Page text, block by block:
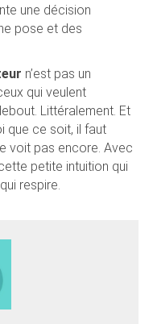
une décision
pose et des
n’est pas un
qui veulent
Littéralement. Et
que ce soit, il faut
voit pas encore. Avec
petite intuition qui
respire.